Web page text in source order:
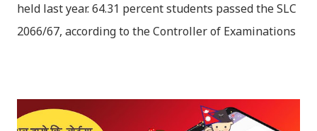
held last year. 64.31 percent students passed the SLC
2066/67, according to the Controller of Examinations
Download the file and search your ‘symbol number’.
Congratulations to all, who passed SLC this year. And